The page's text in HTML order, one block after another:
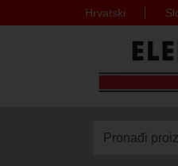
Hrvatski
Pronađi